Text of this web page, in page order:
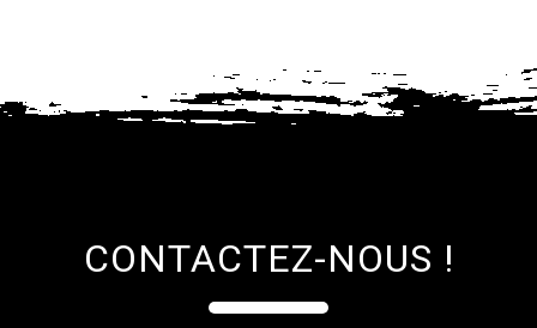
CONTACTEZ-NOUS !